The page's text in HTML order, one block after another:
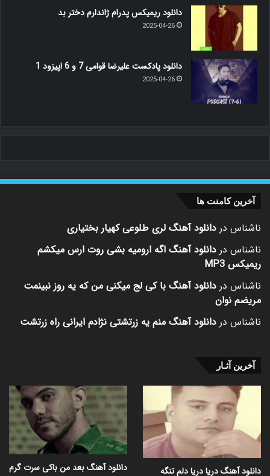
دانلود ریمیکس پدرام ژاندارم دختر بد
2025-04-26
دانلود پادکست علیرضا قوامی 7 و 6 اپیزود 1
2025-04-26
آخرین کامنت ها
ناشناس در دانلود آهنگ لری طلوعی کهیار بختیاری
ناشناس در دانلود آهنگ اگه ارومیه بشی روت ارس میکشم
ریمیکس MP3
ناشناس در دانلود آهنگ با کی لج میکنی من که یه روز نبینمت
مریضم نوان
ناشناس در دانلود آهنگ منم یه زرتشتی نژادم ایرانی راه زرتشت
آخرین آثـار
دانلود آهنگ دریا دریا دلم تنگه
دانلود آهنگ بعد من باکی سرت گرم